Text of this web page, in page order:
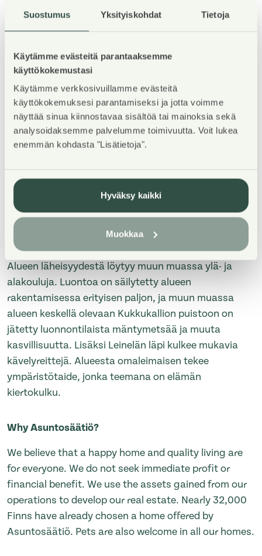
Suostumus Yksityiskohdat Tietoja
Käytämme evästeitä parantaaksemme
käyttökokemustasi
Käytämme verkkosivuillamme evästeitä
käyttökokemuksesi parantamiseksi ja jotta voimme
näyttää sinua kiinnostavaa sisältöä tai mainoksia sekä
analysoidaksemme palvelumme toimivuutta. Voit lukea
enemmän kohdasta "Lisätietoja".
Hyväksy kaikki
Muokkaa
Property Introduction
sijaitsee aivan kehäradan juna-aseman tuntumassa.
Asunnoissa on laminaattilattiat, laatoitetut
kylpyhuoneet ja lasitetut parvekkeet.
Palvelut ovat Leinelässä kävelyetäisyydellä.
Leinelässä on oma päiväkoti sekä ruokakauppa.
Alueen läheisyydestä löytyy muun muassa ylä- ja
alakouluja. Luontoa on säilytetty alueen
rakentamisessa erityisen paljon, ja muun muassa
alueen keskellä olevaan Kukkukallion puistoon on
jätetty luonnontilaista mäntymetsää ja muuta
kasvillisuutta. Lisäksi Leinelän läpi kulkee mukavia
kävelyreittejä. Alueesta omaleimaisen tekee
ympäristötaide, jonka teemana on elämän
kiertokulku.
Why Asuntosäätiö?
We believe that a happy home and quality living are
for everyone. We do not seek immediate profit or
financial benefit. We use the assets gained from our
operations to develop our real estate. Nearly 32,000
Finns have already chosen a home offered by
Asuntosäätiö. Pets are also welcome in all our homes.